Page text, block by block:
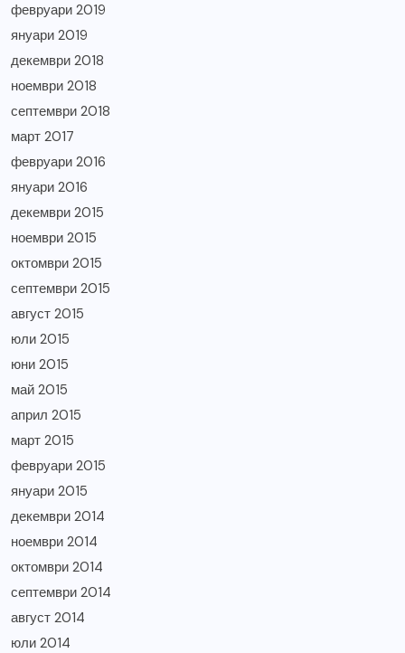
февруари 2019
януари 2019
декември 2018
ноември 2018
септември 2018
март 2017
февруари 2016
януари 2016
декември 2015
ноември 2015
октомври 2015
септември 2015
август 2015
юли 2015
юни 2015
май 2015
април 2015
март 2015
февруари 2015
януари 2015
декември 2014
ноември 2014
октомври 2014
септември 2014
август 2014
юли 2014